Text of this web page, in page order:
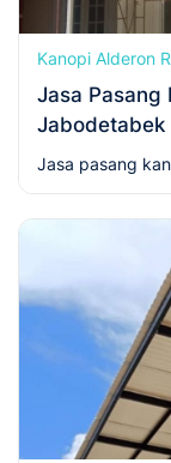
Kanopi Alderon
Jasa Pasang
Jabodetabek
Jasa pasang
dan bergaransi.